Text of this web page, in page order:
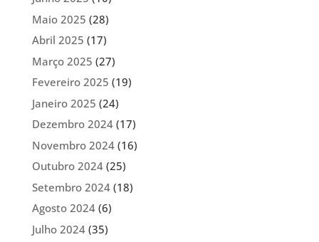
Maio 2025 (28)
Abril 2025 (17)
Março 2025 (27)
Fevereiro 2025 (19)
Janeiro 2025 (24)
Dezembro 2024(17)
Novembro 2024(16)
Outubro 2024(25)
Setembro 2024(18)
Agosto 2024(6)
Julho 2024(35)